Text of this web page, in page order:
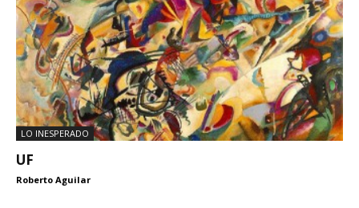
LO INESPERADO
UF
Roberto Aguilar